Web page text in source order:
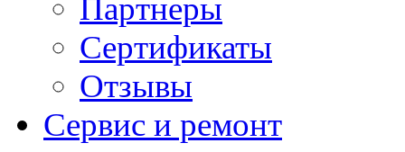
Партнеры
Сертификаты
Отзывы
Сервис и ремонт